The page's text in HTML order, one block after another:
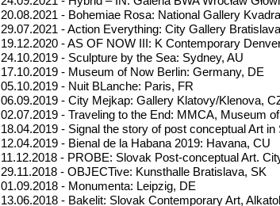
20.08.2021 - Bohemiae Rosa: National Gallery
29.07.2021 - Action Everything: City Gallery
19.12.2020 - AS OF NOW III: K Contemporary
24.10.2019 - Sculpture by the Sea: Sydney, AU
17.10.2019 - Museum of Now Berlin: Germany, DE
05.10.2019 - Nuit BLanche: Paris, FR
06.09.2019 - City Mejkap: Gallery Klatovy/Klenova,
02.07.2019 - Traveling to the End: MMCA, Museum
18.04.2019 - Signal the story of post conceptual Art
12.04.2019 - Bienal de la Habana 2019: Havana, CU
11.12.2018 - PROBE: Slovak Post-conceptual Art.
29.11.2018 - OBJECTive: Kunsthalle Bratislava, SK
01.09.2018 - Monumenta: Leipzig, DE
13.06.2018 - Bakelit: Slovak Contemporary Art,